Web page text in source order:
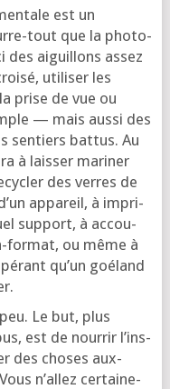
est un
tout que la pho­to­
des aiguillons assez
uti­li­ser les
prise de vue ou
— mais aus­si des
sen­tiers bat­tus. Au
à lais­ser mari­ner
des verres de
appa­reil, à impri­
sup­port, à accou­
for­mat, ou même à
qu’un goé­land
Le but, plus
est de nour­rir l’ins­
des choses aux­
n’al­lez cer­tai­ne­